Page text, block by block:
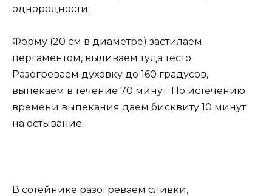
однородности.
Форму (20 см в диаметре) застилаем
пергаментом, выливаем туда тесто.
Разогреваем духовку до 160 градусов,
выпекаем в течение 70 минут. По истечению
времени выпекания даем бисквиту 10 минут
на остывание.
В сотейнике разогреваем сливки,